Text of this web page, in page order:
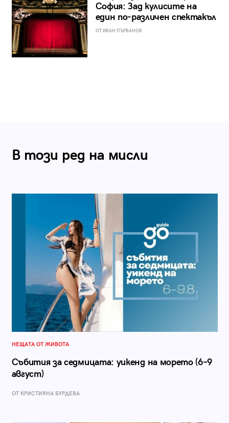
София: Зад кулисите на
един по-различен спектакъл
ОТ ИВАН ПЪРВАНОВ
В този ред на мисли
НЕЩАТА ОТ ЖИВОТА
Събития за седмицата: уикенд на морето (6–9
август)
ОТ КРИСТИЯНА БУРДЕВА